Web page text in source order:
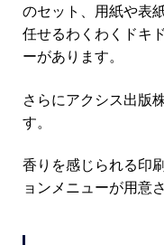
のセット、用紙や表
任せるわくわくドキ
ーがあります。
さらにアクシス出版
す。
香りを感じられる印
ョンメニューが用意